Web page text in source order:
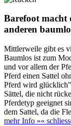
Barefoot macht
anderen
Mittlerweile gibt es
Baumlos ist zum
und vor allem der
Pferd einen Sattel
Pferd wird
Sättel, die nicht
Pferdetyp geeignet
dem Sattel, da die
mehr Info »«